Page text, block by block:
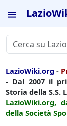
LazioWiki.org -
- Dal 2007 il
Storia della S.S.
LazioWiki.org,
della Società